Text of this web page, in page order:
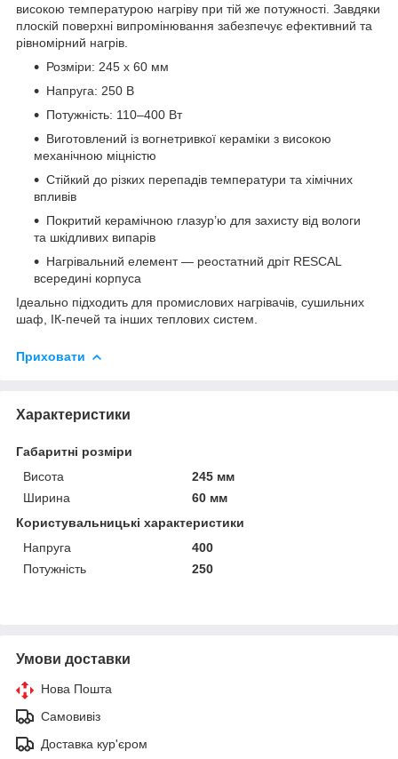
високою температурою нагріву при тій же потужності. Завдяки
плоскій поверхні випромінювання забезпечує ефективний та
рівномірний нагрів.
Розміри: 245 х 60 мм
Напруга: 250 В
Потужність: 110–400 Вт
Виготовлений із вогнетривкої кераміки з високою
механічною міцністю
Стійкий до різких перепадів температури та хімічних
впливів
Покритий керамічною глазур’ю для захисту від вологи
та шкідливих випарів
Нагрівальний елемент — реостатний дріт RESCAL
всередині корпуса
Ідеально підходить для промислових нагрівачів, сушильних
шаф, ІК-печей та інших теплових систем.
Приховати
Характеристики
Габаритні розміри
Висота
245 мм
Ширина
60 мм
Користувальницькі характеристики
Напруга
400
Потужність
250
Умови доставки
Нова Пошта
Самовивіз
Доставка кур'єром